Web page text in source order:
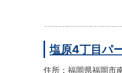
塩原4丁目パ
住所：福岡県福岡市